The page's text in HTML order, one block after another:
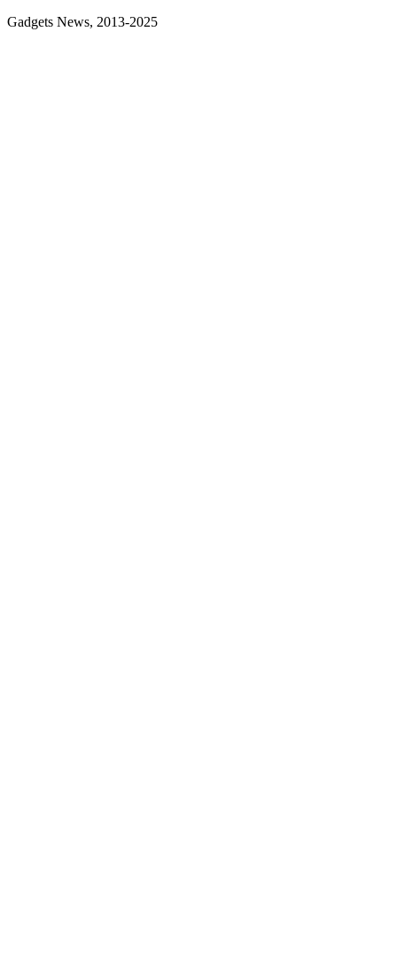
Gadgets News, 2013-2025